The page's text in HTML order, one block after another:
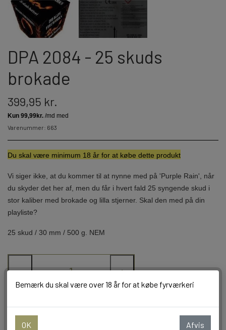
RIAKEO
STORMLIGHTER
BORDBOMBER & PARTY POPPERS
KONFETTI
BALLONER
DPA 2084 - 25 skuds
brokade
399,95 kr.
Varenummer: 663
Du skal være minimum 18 år for at købe dette produkt
Vi siger ikke, at du kommer til at nynne med på 'Purple Rain', når
du skyder det her af, men du får i hvert fald 25 syngende skud i
stor kaliber med brokade og lilla stjerner. Skal den med på din
playliste?
25 skud / 30 mm / 500 g. NEM
− +
Tilføj til kurv
Bemærk du skal være over 18 år for at købe fyrværkeri
OK Afvis